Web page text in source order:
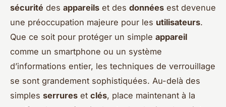
sécurité des appareils et des données est devenue
une préoccupation majeure pour les utilisateurs.
Que ce soit pour protéger un simple appareil
comme un smartphone ou un système
d’informations entier, les techniques de verrouillage
se sont grandement sophistiquées. Au-delà des
simples serrures et clés, place maintenant à la